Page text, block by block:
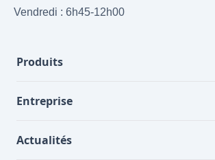
Vendredi : 6h45-12h00
Produits
Entreprise
Actualités